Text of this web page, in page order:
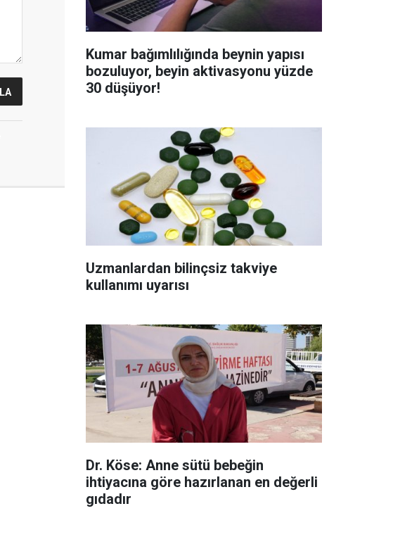
Kumar bağımlılığında beynin yapısı
bozuluyor, beyin aktivasyonu yüzde
30 düşüyor!
Uzmanlardan bilinçsiz takviye
kullanımı uyarısı
Dr. Köse: Anne sütü bebeğin
ihtiyacına göre hazırlanan en değerli
gıdadır